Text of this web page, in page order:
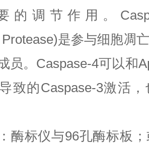
的调节作用。
是参与细胞凋
员。Caspase-4可以和
致的Caspase-3激活
酶标仪与96孔酶标板